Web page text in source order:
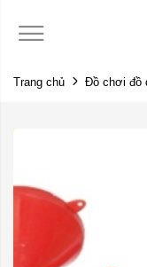
Trang chủ Đồ chơi đồ